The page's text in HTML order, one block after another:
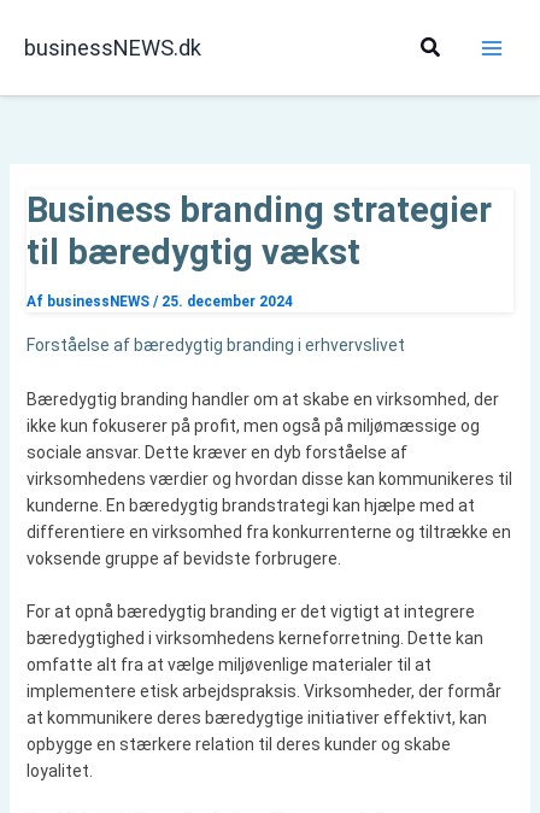
businessNEWS.dk Søg
Business branding strategier
til bæredygtig vækst
Af businessNEWS / 25. december 2024
Forståelse af bæredygtig branding i erhvervslivet
Bæredygtig branding handler om at skabe en virksomhed, der
ikke kun fokuserer på profit, men også på miljømæssige og
sociale ansvar. Dette kræver en dyb forståelse af
virksomhedens værdier og hvordan disse kan kommunikeres til
kunderne. En bæredygtig brandstrategi kan hjælpe med at
differentiere en virksomhed fra konkurrenterne og tiltrække en
voksende gruppe af bevidste forbrugere.
For at opnå bæredygtig branding er det vigtigt at integrere
bæredygtighed i virksomhedens kerneforretning. Dette kan
omfatte alt fra at vælge miljøvenlige materialer til at
implementere etisk arbejdspraksis. Virksomheder, der formår
at kommunikere deres bæredygtige initiativer effektivt, kan
opbygge en stærkere relation til deres kunder og skabe
loyalitet.